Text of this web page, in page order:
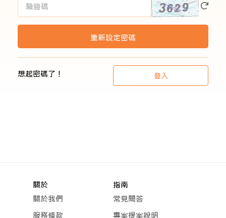
想起密碼了！ 登入
關於
關於我們
服務條款
指南
常見問答
專案提案說明